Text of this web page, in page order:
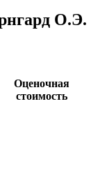
О.Э.
Оценочная
стоимость